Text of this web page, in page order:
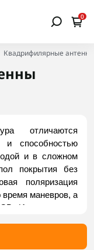
0
Квадрифилярные
отличаются
и способностью
и в сложном
покрытия без
поляризация
время маневров, а
Используются
и тактической